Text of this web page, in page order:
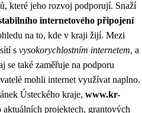
které jeho rozvoj podporují. Snaží
internetového připojení
na to, kde v kraji žijí. Mezi
s vysokorychlostním internetem, a
se také zaměřuje na podporu
mohli internet využívat naplno.
Ústeckého kraje, www.kr-
aktuálních projektech, grantových